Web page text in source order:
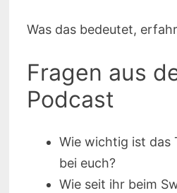
Was das bedeutet,
Fragen aus
Podcast
Wie wichtig ist das
bei euch?
Wie seit ihr beim